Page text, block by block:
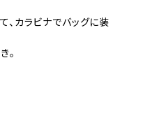
カラビナでバッグに装
。